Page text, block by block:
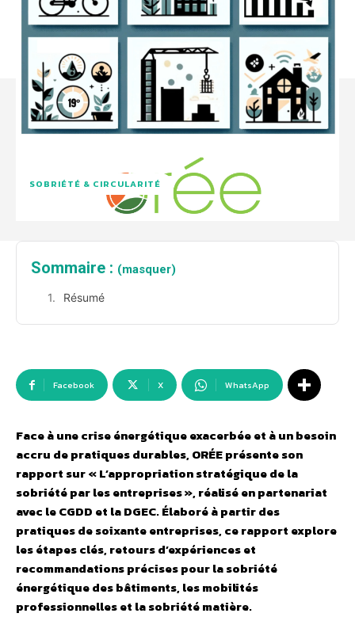
SOBRIÉTÉ & CIRCULARITÉ
Sommaire : (masquer)
Résumé
Facebook X WhatsApp
Face à une crise énergétique exacerbée et à un besoin
accru de pratiques durables, ORÉE présente son
rapport sur « L’appropriation stratégique de la
sobriété par les entreprises », réalisé en partenariat
avec le CGDD et la DGEC. Élaboré à partir des
pratiques de soixante entreprises, ce rapport explore
les étapes clés, retours d’expériences et
recommandations précises pour la sobriété
énergétique des bâtiments, les mobilités
professionnelles et la sobriété matière.